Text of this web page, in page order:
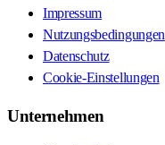
Impressum
Nutzungsbedingungen
Datenschutz
Cookie-Einstellungen
Unternehmen